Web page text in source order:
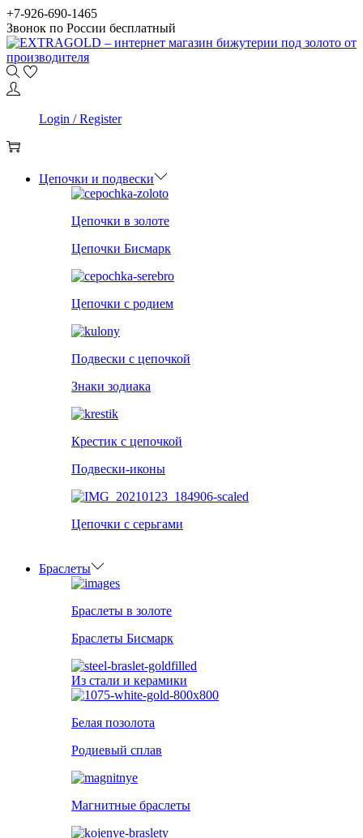
Skip
to
navigation
Skip
to
content
+7-926-690-1465
Звонок по России бесплатный
Login / Register
Цепочки и подвески
Цепочки в золоте
Цепочки Бисмарк
Цепочки с родием
Подвески с цепочкой
Знаки зодиака
Крестик с цепочкой
Подвески-иконы
Цепочки с серьгами
Браслеты
Браслеты в золоте
Браслеты Бисмарк
Из стали и керамики
Белая позолота
Родиевый сплав
Магнитные браслеты